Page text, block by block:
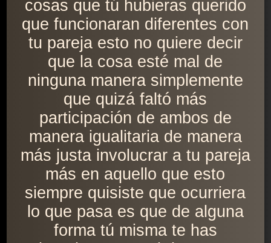
cosas que tú hubieras querido
que funcionaran diferentes con
tu pareja esto no quiere decir
que la cosa esté mal de
ninguna manera simplemente
que quizá faltó más
participación de ambos de
manera igualitaria de manera
más justa involucrar a tu pareja
más en aquello que esto
siempre quisiste que ocurriera
lo que pasa es que de alguna
forma tú misma te has